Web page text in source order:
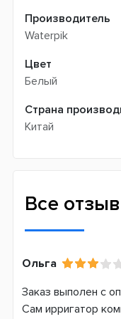
Производитель
Waterpik
Цвет
Белый
Страна
Китай
Все
Ольга
Заказ выполен с
Сам ирригатор